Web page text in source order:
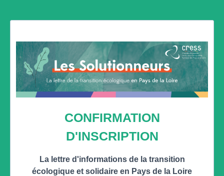
CONFIRMATION
D'INSCRIPTION
La lettre d'informations de la transition
écologique et solidaire en Pays de la Loire